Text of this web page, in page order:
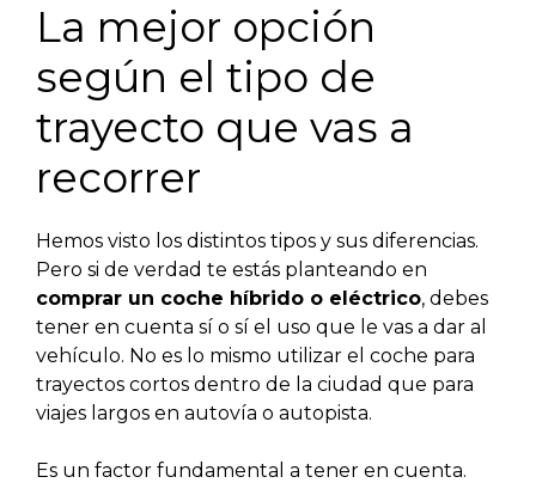
La mejor opción
según el tipo de
trayecto que vas a
recorrer
Hemos visto los distintos tipos y sus diferencias.
Pero si de verdad te estás planteando en
comprar un coche híbrido o eléctrico, debes
tener en cuenta sí o sí el uso que le vas a dar al
vehículo. No es lo mismo utilizar el coche para
trayectos cortos dentro de la ciudad que para
viajes largos en autovía o autopista.
Es un factor fundamental a tener en cuenta.